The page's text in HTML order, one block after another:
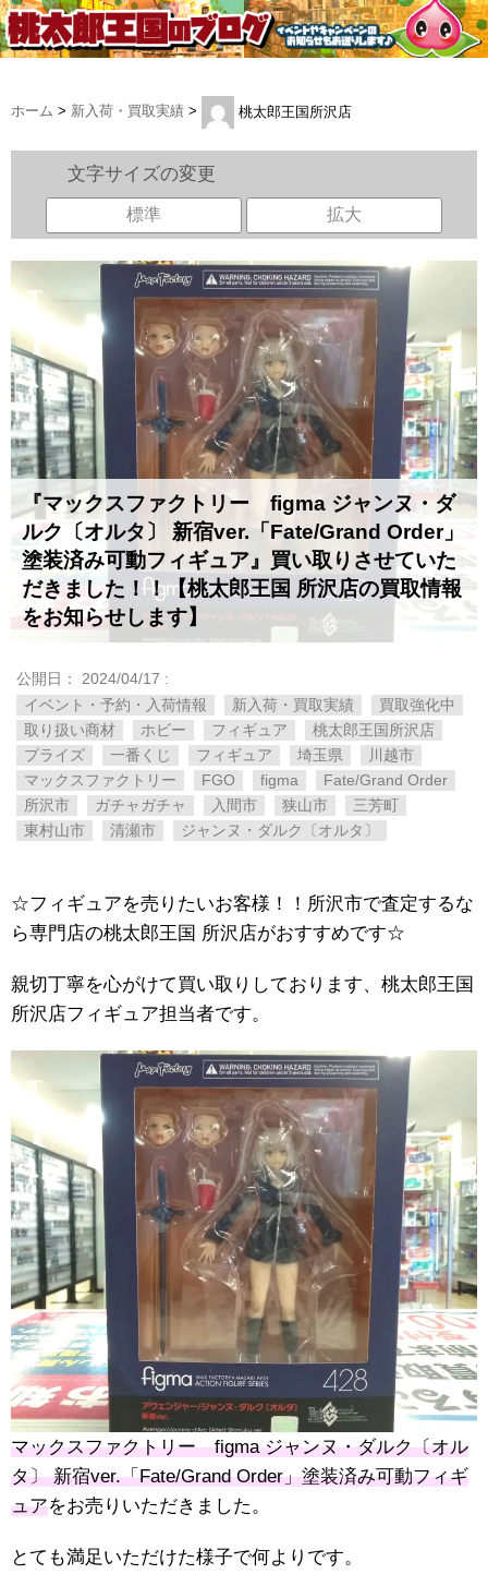
ホーム > 新入荷・買取実績 > 桃太郎王国所沢店
文字サイズの変更
標準 拡大
『マックスファクトリー figma ジャンヌ・ダ
ルク〔オルタ〕 新宿ver.「Fate/Grand Order」
塗装済み可動フィギュア』買い取りさせていた
だきました！！【桃太郎王国 所沢店の買取情報
をお知らせします】
公開日： 2024/04/17 :
イベント・予約・入荷情報
新入荷・買取実績
買取強化中
取り扱い商材
ホビー フィギュア
桃太郎王国所沢店
プライズ
一番くじ フィギュア 埼玉県
川越市
マックスファクトリー
FGO figma
Fate/Grand Order
所沢市
ガチャガチャ 入間市 狭山市
三芳町
東村山市
清瀬市 ジャンヌ・ダルク〔オルタ〕
☆フィギュアを売りたいお客様！！所沢市で査定するな
ら専門店の桃太郎王国 所沢店がおすすめです☆
親切丁寧を心がけて買い取りしております、桃太郎王国
所沢店フィギュア担当者です。
マックスファクトリー figma ジャンヌ・ダルク〔オル
タ〕 新宿ver.「Fate/Grand Order」塗装済み可動フィギ
ュアをお売りいただきました。
とても満足いただけた様子で何よりです。